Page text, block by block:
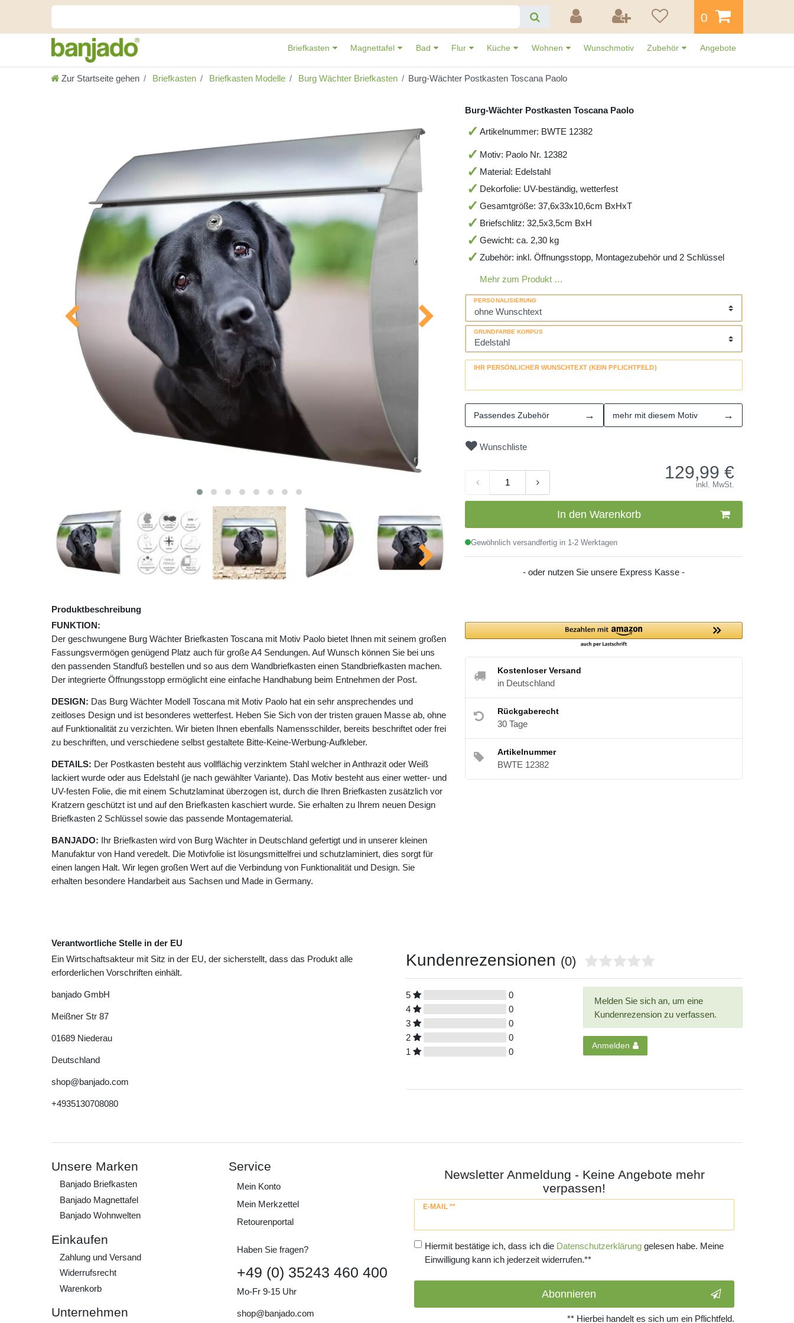
0
Briefkasten Magnettafel Bad Flur Küche Wohnen Wunschmotiv Zubehör Angebote
Zur Startseite gehen Briefkasten Briefkasten Modelle Burg Wächter Briefkasten Burg-Wächter Postkasten Toscana Paolo
Produktbeschreibung
FUNKTION:
Der geschwungene Burg Wächter Briefkasten Toscana mit Motiv Paolo bietet Ihnen mit seinem großen
Fassungsvermögen genügend Platz auch für große A4 Sendungen. Auf Wunsch können Sie bei uns
den passenden Standfuß bestellen und so aus dem Wandbriefkasten einen Standbriefkasten machen.
Der integrierte Öffnungsstopp ermöglicht eine einfache Handhabung beim Entnehmen der Post.
DESIGN: Das Burg Wächter Modell Toscana mit Motiv Paolo hat ein sehr ansprechendes und
zeitloses Design und ist besonderes wetterfest. Heben Sie Sich von der tristen grauen Masse ab, ohne
auf Funktionalität zu verzichten. Wir bieten Ihnen ebenfalls Namensschilder, bereits beschriftet oder frei
zu beschriften, und verschiedene selbst gestaltete Bitte-Keine-Werbung-Aufkleber.
DETAILS: Der Postkasten besteht aus vollflächig verzinktem Stahl welcher in Anthrazit oder Weiß
lackiert wurde oder aus Edelstahl (je nach gewählter Variante). Das Motiv besteht aus einer wetter- und
UV-festen Folie, die mit einem Schutzlaminat überzogen ist, durch die Ihren Briefkasten zusätzlich vor
Kratzern geschützt ist und auf den Briefkasten kaschiert wurde. Sie erhalten zu Ihrem neuen Design
Briefkasten 2 Schlüssel sowie das passende Montagematerial.
BANJADO: Ihr Briefkasten wird von Burg Wächter in Deutschland gefertigt und in unserer kleinen
Manufaktur von Hand veredelt. Die Motivfolie ist lösungsmittelfrei und schutzlaminiert, dies sorgt für
einen langen Halt. Wir legen großen Wert auf die Verbindung von Funktionalität und Design. Sie
erhalten besondere Handarbeit aus Sachsen und Made in Germany.
Burg-Wächter Postkasten Toscana Paolo
Artikelnummer: BWTE 12382
Motiv: Paolo Nr. 12382
Material: Edelstahl
Dekorfolie: UV-beständig, wetterfest
Gesamtgröße: 37,6x33x10,6cm BxHxT
Briefschlitz: 32,5x3,5cm BxH
Gewicht: ca. 2,30 kg
Zubehör: inkl. Öffnungsstopp, Montagezubehör und 2 Schlüssel
Mehr zum Produkt …
PERSONALISIERUNG
GRUNDFARBE KORPUS
IHR PERSÖNLICHER WUNSCHTEXT (KEIN PFLICHTFELD)
Passendes Zubehör → mehr mit diesem Motiv →
Wunschliste
129,99 €
inkl. MwSt.
In den Warenkorb
Gewöhnlich versandfertig in 1-2 Werktagen
- oder nutzen Sie unsere Express Kasse -
Kostenloser Versand
in Deutschland
Rückgaberecht
30 Tage
Artikelnummer
BWTE 12382
Verantwortliche Stelle in der EU
Ein Wirtschaftsakteur mit Sitz in der EU, der sicherstellt, dass das Produkt alle
erforderlichen Vorschriften einhält.
banjado GmbH
Meißner Str 87
01689 Niederau
Deutschland
shop@banjado.com
+4935130708080
Kundenrezensionen (0)
5
0
4
0
3
0
2
0
1
0
Melden Sie sich an, um eine
Kundenrezension zu verfassen.
Anmelden
Unsere Marken
Banjado Briefkasten
Banjado Magnettafel
Banjado Wohnwelten
Einkaufen
Zahlung und Versand
Widerrufs­recht
Warenkorb
Unternehmen
Service
Mein Konto
Mein Merkzettel
Retourenportal
Haben Sie fragen?
+49 (0) 35243 460 400
Mo-Fr 9-15 Uhr
shop@banjado.com
Newsletter Anmeldung - Keine Angebote mehr
verpassen!
E-MAIL **
Newsletter
Hiermit bestätige ich, dass ich die Daten­schutz­erklärunggelesen habe. Meine
Einwilligung kann ich jederzeit widerrufen.**
Abonnieren
** Hierbei handelt es sich um ein Pflichtfeld.